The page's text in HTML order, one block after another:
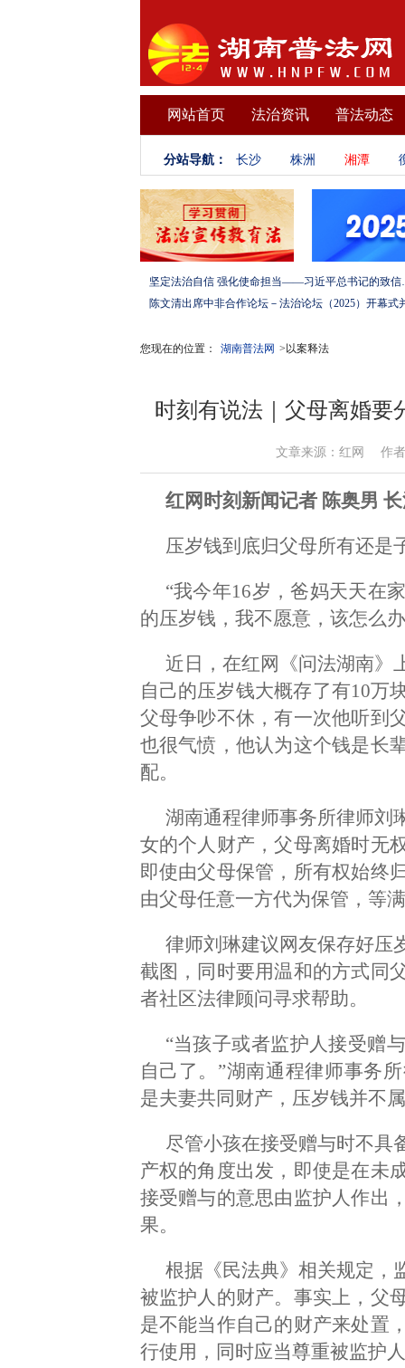
网站首页 法治资讯 普法动态
分站导航： 长沙 株洲 湘潭
坚定法治自信 强化使
您现在的位置： 湖南普法网 >以案释法
时刻有说法｜父母离婚要
文章来源：红网 作者
红网时刻新闻记者 陈奥男
压岁钱到底归父母所有还是
“我今年16岁，爸妈天天在
的压岁钱，我不愿意，该怎么
近日，在红网《问法湖南》
自己的压岁钱大概存了有10万
父母争吵不休，有一次他听到
也很气愤，他认为这个钱是长
配。
湖南通程律师事务所律师刘
女的个人财产，父母离婚时无
即使由父母保管，所有权始终
由父母任意一方代为保管，等
律师刘琳建议网友保存好压
截图，同时要用温和的方式同
者社区法律顾问寻求帮助。
“当孩子或者监护人接受赠
自己了。”湖南通程律师事务
是夫妻共同财产，压岁钱并不
尽管小孩在接受赠与时不具
产权的角度出发，即使是在未
接受赠与的意思由监护人作出
果。
根据《民法典》相关规定，
被监护人的财产。事实上，父
是不能当作自己的财产来处置
行使用，同时应当尊重被监护